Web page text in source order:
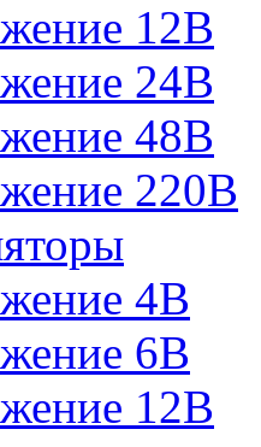
12В
24В
48В
220В
4В
6В
12В